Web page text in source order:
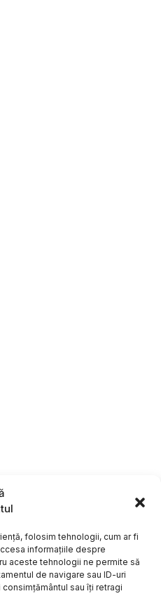
folosim tehnologii, cum ar fi
informațiile despre
aceste tehnologii ne permite să
de navigare sau ID-uri
sau îți retragi